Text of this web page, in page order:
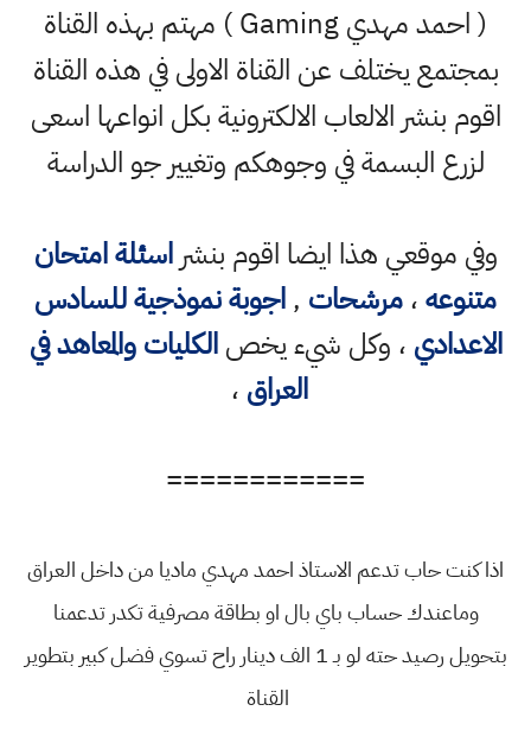
( احمد مهدي Gaming ) مهتم بهذه القناة
بمجتمع يختلف عن القناة الاولى في هذه القناة
اقوم بنشر الالعاب الالكترونية بكل انواعها اسعى
لزرع البسمة في وجوهكم وتغيير جو الدراسة
وفي موقعي هذا ايضا اقوم بنشراسئلة امتحان
متنوعه،مرشحات ,اجوبة نموذجية للسادس
الاعدادي ، وكل شيء يخصالكليات والمعاهد في
العراق ،
============
اذا كنت حاب تدعم الاستاذ احمد مهدي ماديا من داخل العراق
وماعندك حساب باي بال او بطاقة مصرفية تكدر تدعمنا
بتحويل رصيد حته لو بـ 1 الف دينار راح تسوي فضل كبير بتطوير
القناة